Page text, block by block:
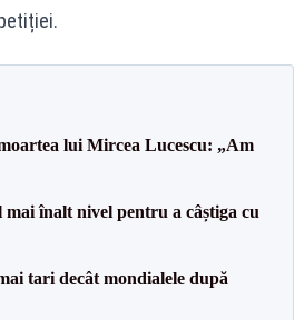
lui Mircea Lucescu: „Am
înalt nivel pentru a câștiga cu
tari decât mondialele după